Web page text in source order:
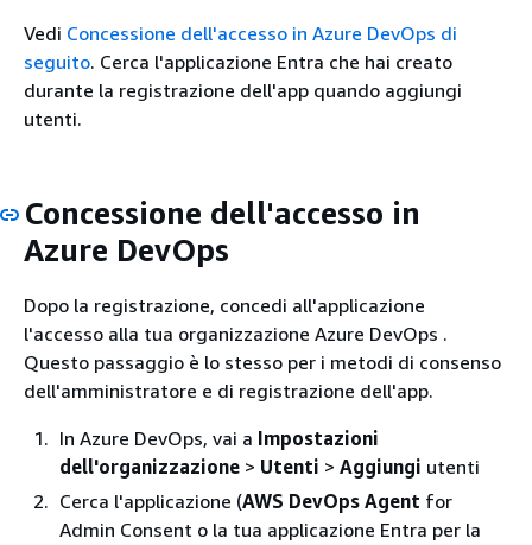
Vedi Concessione dell'accesso in Azure DevOps di
seguito. Cerca l'applicazione Entra che hai creato
durante la registrazione dell'app quando aggiungi
utenti.
Concessione dell'accesso in
Azure DevOps
Dopo la registrazione, concedi all'applicazione
l'accesso alla tua organizzazione Azure DevOps .
Questo passaggio è lo stesso per i metodi di consenso
dell'amministratore e di registrazione dell'app.
In Azure DevOps, vai a Impostazioni
dell'organizzazione > Utenti > Aggiungi utenti
Cerca l'applicazione (AWS DevOps Agent for
Admin Consent o la tua applicazione Entra per la